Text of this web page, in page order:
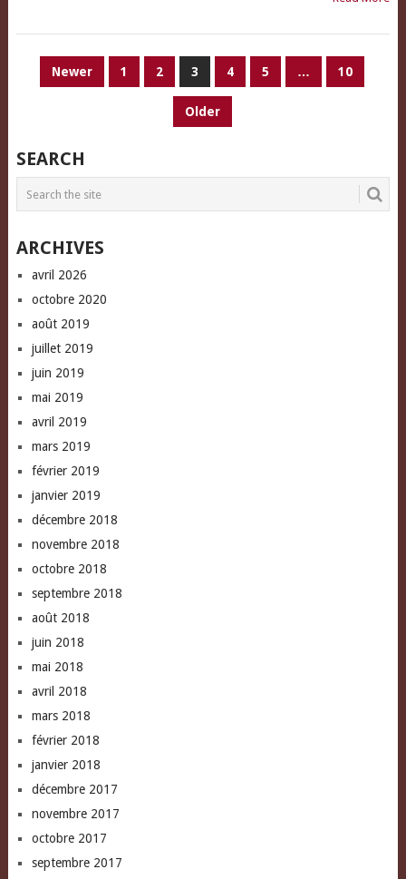
PAGINATION
Newer 1 2 3 4 5 … 10
Older
SEARCH
ARCHIVES
avril 2026
octobre 2020
août 2019
juillet 2019
juin 2019
mai 2019
avril 2019
mars 2019
février 2019
janvier 2019
décembre 2018
novembre 2018
octobre 2018
septembre 2018
août 2018
juin 2018
mai 2018
avril 2018
mars 2018
février 2018
janvier 2018
décembre 2017
novembre 2017
octobre 2017
septembre 2017